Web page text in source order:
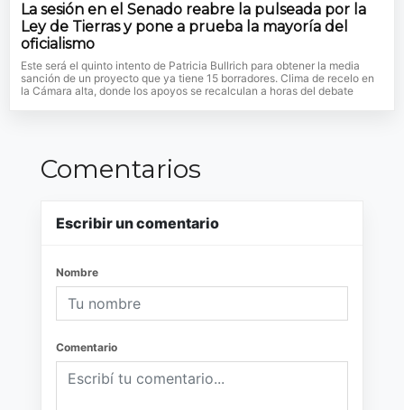
La sesión en el Senado reabre la pulseada por la
Ley de Tierras y pone a prueba la mayoría del
oficialismo
Este será el quinto intento de Patricia Bullrich para obtener la media
sanción de un proyecto que ya tiene 15 borradores. Clima de recelo en
la Cámara alta, donde los apoyos se recalculan a horas del debate
Comentarios
Escribir un comentario
Nombre
Comentario